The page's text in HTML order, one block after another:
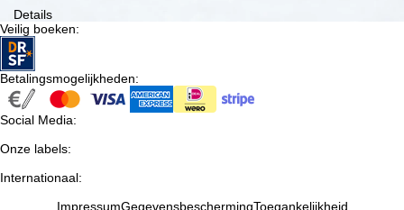
de
boeking,
als jouw
vakantie …
Details
Veilig boeken:
Betalingsmogelijkheden:
Social Media:
Onze labels:
Internationaal:
ImpressumGegevensbeschermingToegankelijkheid